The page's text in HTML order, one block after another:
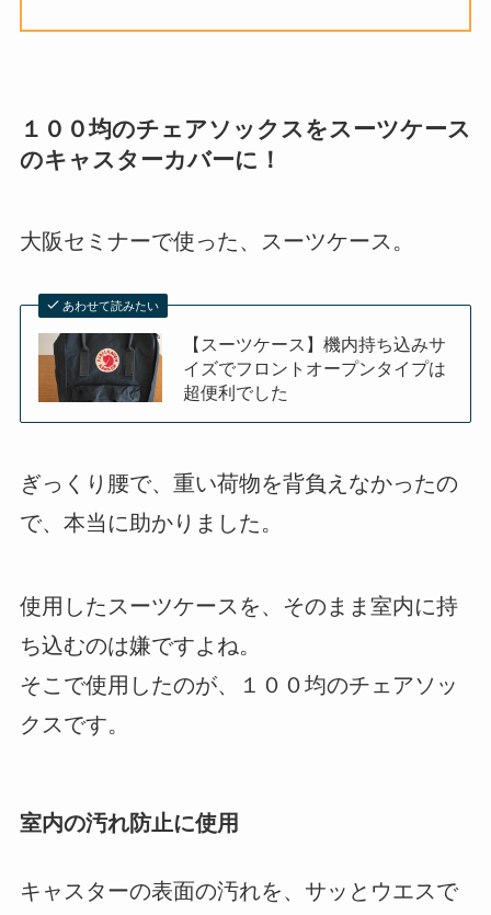
１００均のチェアソックスをスーツケース
のキャスターカバーに！
大阪セミナーで使った、スーツケース。
あわせて読みたい
【スーツケース】機内持ち込みサ
イズでフロントオープンタイプは
超便利でした
ぎっくり腰で、重い荷物を背負えなかったの
で、本当に助かりました。
使用したスーツケースを、そのまま室内に持
ち込むのは嫌ですよね。
そこで使用したのが、１００均のチェアソッ
クスです。
室内の汚れ防止に使用
キャスターの表面の汚れを、サッとウエスで